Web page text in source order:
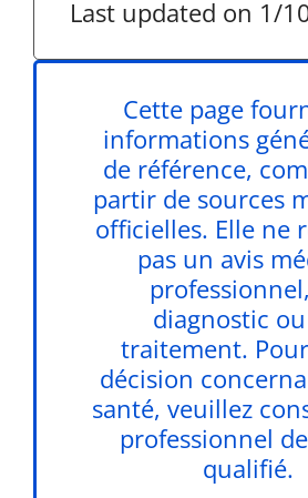
Last updated on 1/
Cette page
informations
de référence,
partir de sources
officielles. Elle ne
pas un avis
diagnostic
traitement.
décision
santé, veuillez
professionnel
qualifié.